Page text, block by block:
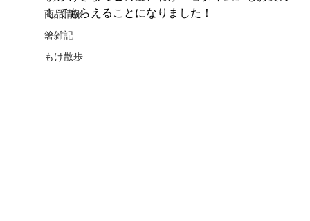
商品情報
箸雑記
もけ散歩
してもらえることになりました！